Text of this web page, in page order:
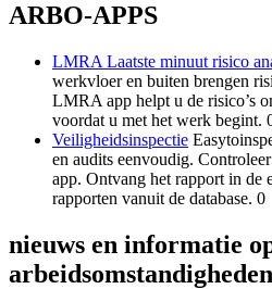
ARBO-APPS
LMRA Laatste minuut risico
werkvloer en buiten brengen
LMRA app helpt u de risico’s
voordat u met het werk begint.
Veiligheidsinspectie
en audits eenvoudig.
app. Ontvang het rapport in de
rapporten vanuit de database. 0
nieuws en informatie
arbeidsomstandigheden